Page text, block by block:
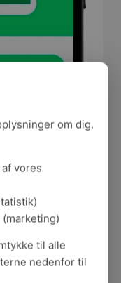
om dig.
vores
til alle
nedenfor til